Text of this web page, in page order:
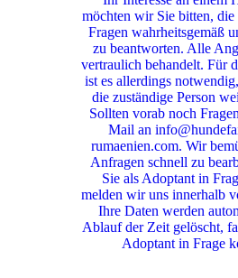
möchten wir Sie bitten, die
Fragen wahrheitsgemäß
zu beantworten. Alle
vertraulich behandelt. Für
ist es allerdings
die zuständige Person
Sollten vorab noch
Mail an
rumaenien.com. Wir
Anfragen schnell zu
Sie als Adoptant in
melden wir uns innerhalb
Ihre Daten werden
Ablauf der Zeit gelöscht,
Adoptant in Frage